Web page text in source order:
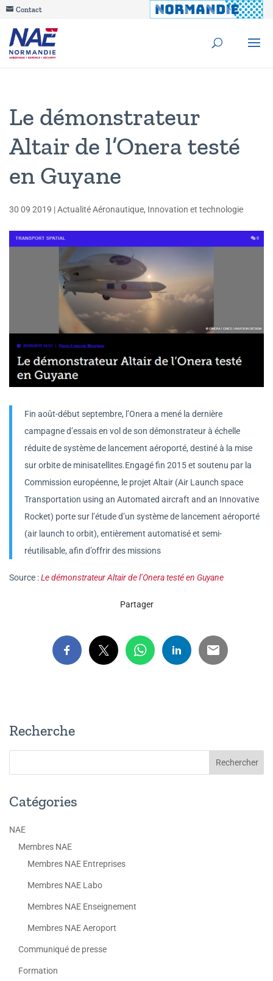
Contact
Le démonstrateur
Altair de l’Onera testé
en Guyane
30 09 2019 |Actualité Aéronautique, Innovation et technologie
Fin août-début septembre, l’Onera a mené la dernière
campagne d’essais en vol de son démonstrateur à échelle
réduite de système de lancement aéroporté, destiné à la mise
sur orbite de minisatellites.Engagé fin 2015 et soutenu par la
Commission européenne, le projet Altair (Air Launch space
Transportation using an Automated aircraft and an Innovative
Rocket) porte sur l’étude d’un système de lancement aéroporté
(air launch to orbit), entièrement automatisé et semi-
réutilisable, afin d’offrir des missions
Source :Le démonstrateur Altair de l’Onera testé en Guyane
Partager
Recherche
Catégories
NAE
Membres NAE
Membres NAE Entreprises
Membres NAE Labo
Membres NAE Enseignement
Membres NAE Aeroport
Communiqué de presse
Formation